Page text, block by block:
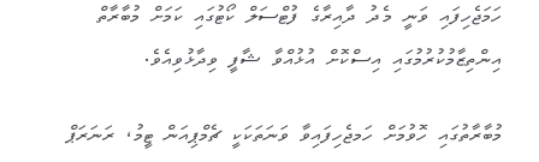
ހަމަޖެހިފައި ވަނީ މެދު ދާއިރާގެ ފުޓްސަލް ކޯޓުގައި ކަމަށް މުބާރާތް
އިންތިޒާމުކުރުމުގައި އިސްކޮށް އުޅުއްވާ ޝާފީ ވިދާޅުވިއެވެ.
މުބާރާތުގައި ހޮވުމަށް ހަމޖެހިފައިވާ ވަނަތަކަކީ ޗެމްޕިއަން ޓީމު، ރަނަރަޕް